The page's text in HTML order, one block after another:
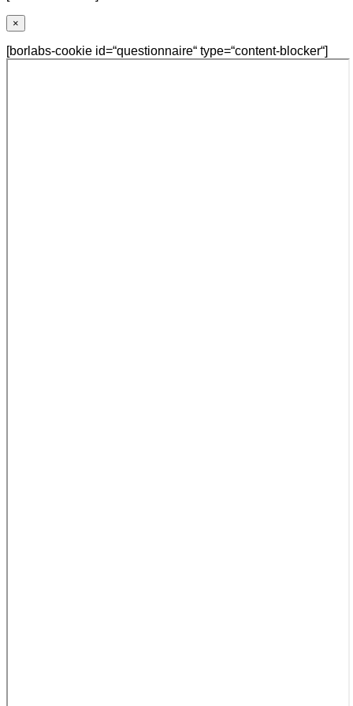
×
[borlabs-cookie id=“questionnaire“ type=“content-blocker“]